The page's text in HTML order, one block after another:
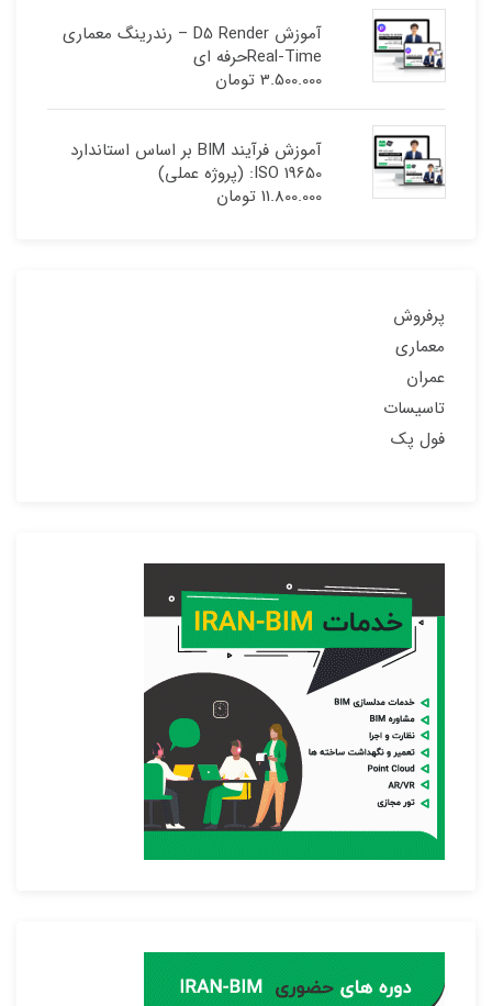
آموزش D5 Render – رندرینگ معماری
Real-Timeحرفه ای
3.500.000 تومان
آموزش فرآیند BIM بر اساس استاندارد
ISO 19650: (پروژه عملی)
11.800.000 تومان
پرفروش
معماری
عمران
تاسیسات
فول پک